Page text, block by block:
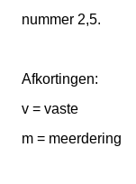
nummer 2,5.
Afkortingen:
v = vaste
m = meerdering